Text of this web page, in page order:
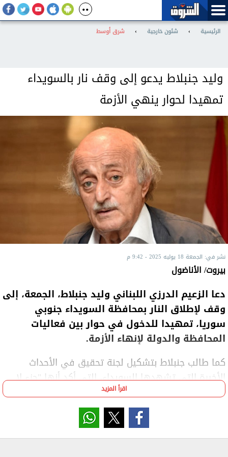
الرئيسية › شئون خارجية › شرق أوسط
وليد جنبلاط يدعو إلى وقف نار بالسويداء
تمهيدا لحوار ينهي الأزمة
نشر في: الجمعة 18 يوليه 2025 - 9:42 م
بيروت/ الأناضول
دعا الزعيم الدرزي اللبناني وليد جنبلاط، الجمعة، إلى
وقف لإطلاق النار بمحافظة السويداء جنوبي
سوريا، تمهيدا للدخول في حوار بين فعاليات
المحافظة والدولة لإنهاء الأزمة.
كما طالب جنبلاط بتشكيل لجنة تحقيق في الأحداث
الأخيرة التي تشهدها السويداء، التي أكد أنها "جزء لا
يتجزأ من سوريا".
جاء ذلك في كلمة ألقاها خلال اجتماع استثنائي عقدته
الهيئة العامة للمجلس المذهبي لطائفة الموحدين الدروز
اقرأ المزيد